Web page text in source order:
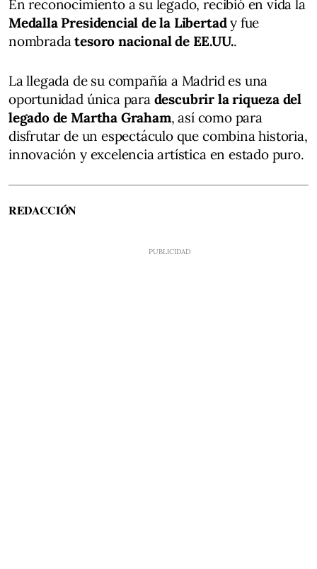
En reconocimiento a su legado, recibió en vida la
Medalla Presidencial de la Libertady fue
nombradatesoro nacional de EE.UU..
La llegada de su compañía a Madrid es una
oportunidad única para descubrir la riqueza del
legado de Martha Graham, así como para
disfrutar de un espectáculo que combina historia,
innovación y excelencia artística en estado puro.
REDACCIÓN